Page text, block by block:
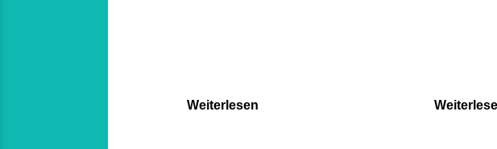
Weiterlesen